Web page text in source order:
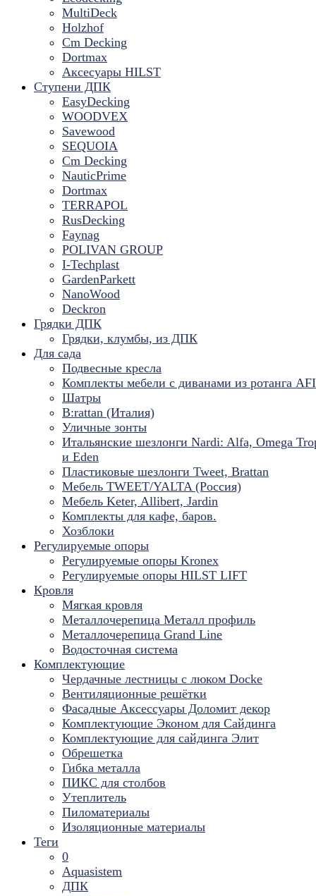
MultiDeck
Holzhof
Cm Decking
Dortmax
Аксесуары HILST
Ступени ДПК
EasyDecking
WOODVEX
Savewood
SEQUOIA
Cm Decking
NauticPrime
Dortmax
TERRAPOL
RusDecking
Faynag
POLIVAN GROUP
I-Techplast
GardenParkett
NanoWood
Deckron
Грядки ДПК
Грядки, клумбы, из ДПК
Для сада
Подвесные кресла
Комплекты мебели с диванами из ротанга
Шатры
B:rattan (Италия)
Уличные зонты
Итальянские шезлонги Nardi: Alfa, Omega
и Eden
Пластиковые шезлонги Tweet, Brattan
Мебель TWEET/YALTA (Россия)
Мебель Keter, Allibert, Jardin
Комплекты для кафе, баров.
Хозблоки
Регулируемые опоры
Регулируемые опоры Kronex
Регулируемые опоры HILST LIFT
Кровля
Мягкая кровля
Металлочерепица Металл профиль
Металлочерепица Grand Line
Водосточная система
Комплектующие
Чердачные лестницы с люком Docke
Вентиляционные решётки
Фасадные Аксессуары Доломит декор
Комплектующие Эконом для Сайдинга
Комплектующие для cайдинга Элит
Обрешетка
Гибка металла
ПИКС для столбов
Утеплитель
Пиломатериалы
Изоляционные материалы
Теги
0
Aquasistem
ДПК